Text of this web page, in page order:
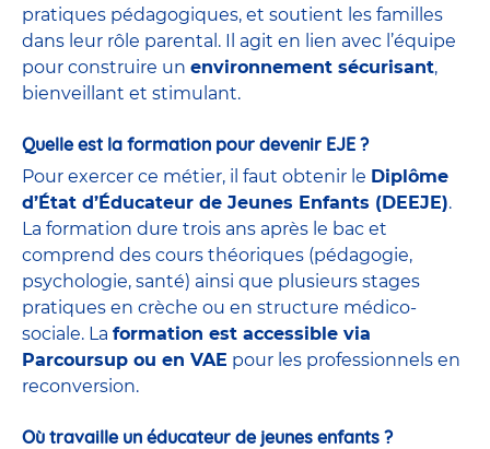
pratiques pédagogiques, et soutient les familles
dans leur rôle parental. Il agit en lien avec l’équipe
pour construire un environnement sécurisant,
bienveillant et stimulant.
Quelle est la formation pour devenir EJE ?
Pour exercer ce métier, il faut obtenir le Diplôme
d’État d’Éducateur de Jeunes Enfants (DEEJE).
La formation dure trois ans après le bac et
comprend des cours théoriques (pédagogie,
psychologie, santé) ainsi que plusieurs stages
pratiques en crèche ou en structure médico-
sociale. La formation est accessible via
Parcoursup ou en VAE pour les professionnels en
reconversion.
Où travaille un éducateur de jeunes enfants ?